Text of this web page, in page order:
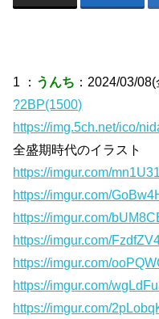
1 ： うんち ：2024/03/
?2BP(1500)
https://img.5ch.net/ico/
全盛期時代のイラスト
https://imgur.com/
https://imgur.com/
https://imgur.com/
https://imgur.com/
https://imgur.com/
https://imgur.com/
https://imgur.com/